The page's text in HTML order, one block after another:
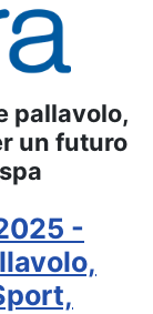
pallavolo,
un futuro
-